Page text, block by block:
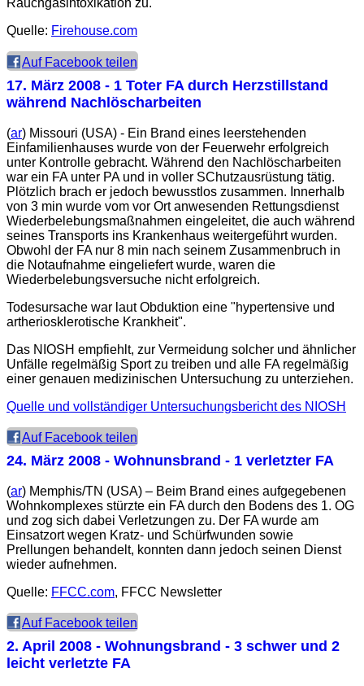
Rauchgasintoxikation zu.
Quelle: Firehouse.com
Auf Facebook teilen
17. März 2008 - 1 Toter FA durch Herzstillstand
während Nachlöscharbeiten
(ar) Missouri (USA) - Ein Brand eines leerstehenden
Einfamilienhauses wurde von der Feuerwehr erfolgreich
unter Kontrolle gebracht. Während den Nachlöscharbeiten
war ein FA unter PA und in voller SChutzausrüstung tätig.
Plötzlich brach er jedoch bewusstlos zusammen. Innerhalb
von 3 min wurde vom vor Ort anwesenden Rettungsdienst
Wiederbelebungsmaßnahmen eingeleitet, die auch während
seines Transports ins Krankenhaus weitergeführt wurden.
Obwohl der FA nur 8 min nach seinem Zusammenbruch in
die Notaufnahme eingeliefert wurde, waren die
Wiederbelebungsversuche nicht erfolgreich.
Todesursache war laut Obduktion eine "hypertensive und
artheriosklerotische Krankheit".
Das NIOSH empfiehlt, zur Vermeidung solcher und ähnlicher
Unfälle regelmäßig Sport zu treiben und alle FA regelmäßig
einer genauen medizinischen Untersuchung zu unterziehen.
Quelle und vollständiger Untersuchungsbericht des NIOSH
Auf Facebook teilen
24. März 2008 - Wohnunsbrand - 1 verletzter FA
(ar) Memphis/TN (USA) – Beim Brand eines aufgegebenen
Wohnkomplexes stürzte ein FA durch den Bodens des 1. OG
und zog sich dabei Verletzungen zu. Der FA wurde am
Einsatzort wegen Kratz- und Schürfwunden sowie
Prellungen behandelt, konnten dann jedoch seinen Dienst
wieder aufnehmen.
Quelle: FFCC.com, FFCC Newsletter
Auf Facebook teilen
2. April 2008 - Wohnungsbrand - 3 schwer und 2
leicht verletzte FA